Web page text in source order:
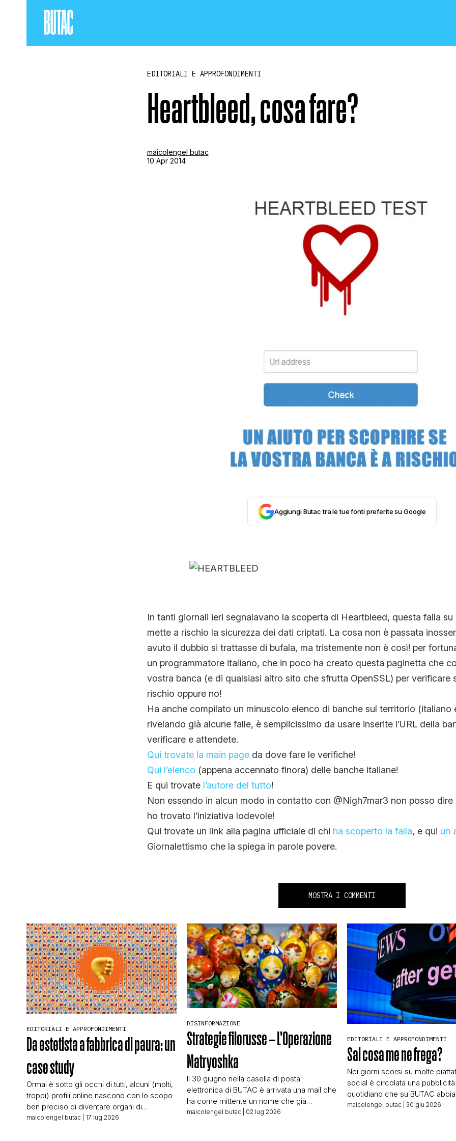
CRONACA E POLITICA
SALUTE E MEDICINA
STORIA E CITAZIONI
INTRATTENIMENTO
EDITORIALI
TRUFFE E SOCIAL NETWORK
CLIMA ED ENERGIA
CHI SIAMO
EDITORIALI E APPROFONDIMENTI
Heartbleed, cosa fare?
maicolengel butac
10 Apr 2014
Aggiungi Butac tra le tue fonti preferite su Google
In tanti giornali ieri segnalavano la scoperta di Heartbleed, questa falla su
mette a rischio la sicurezza dei dati criptati. La cosa non è passata
avuto il dubbio si trattasse di bufala, ma tristemente non è così! per
un programmatore italiano, che in poco ha creato questa paginetta che
vostra banca (e di qualsiasi altro sito che sfrutta OpenSSL) per verificare
rischio oppure no!
Ha anche compilato un minuscolo elenco di banche sul territorio (italiano
rivelando già alcune falle, è semplicissimo da usare inserite l’URL della
verificare e attendete.
Qui trovate la main pageda dove fare le verifiche!
Qui l’elenco (appena accennato finora) delle banche italiane!
E qui trovate l’autore del tutto!
Non essendo in alcun modo in contatto con @Nigh7mar3 non posso dire
ho trovato l’iniziativa lodevole!
Qui trovate un link alla pagina ufficiale di chi ha scoperto la falla, e qui un
Giornalettismo che la spiega in parole povere.
MOSTRA I COMMENTI
EDITORIALI E APPROFONDIMENTI
Da estetista a fabbrica di paura: un
case study
Ormai è sotto gli occhi di tutti, alcuni (molti,
troppi) profili online nascono con lo scopo
ben preciso di diventare organi di
propaganda e disinformazione. Molti sono
maicolengel butac | 17 lug 2026
DISINFORMAZIONE
Strategie filorusse – L’Operazione
Matryoshka
Il 30 giugno nella casella di posta
elettronica di BUTAC è arrivata una mail che
ha come mittente un nome che già
conoscevo: Lars Wienand, responsabile
maicolengel butac | 02 lug 2026
EDITORIALI E APPROFONDIMENTI
Sai cosa me ne frega?
Nei giorni scorsi su molte
social è circolata una
quotidiano che su BUTAC
incrociato più volte. Pubblicità
maicolengel butac | 30 giu 2026